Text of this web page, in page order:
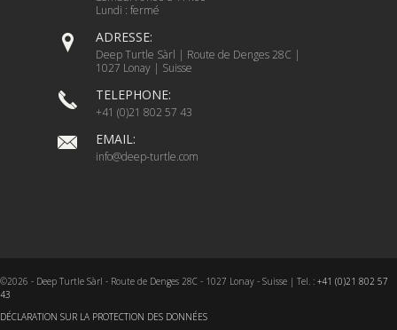
Lundi : fermé
ADRESSE:
Deep Turtle Sàrl | Route de Denges 28C |
1027 Lonay | Suisse
TELEPHONE:
+41 (0)21 802 57 43
EMAIL:
info@deep-turtle.com
©2026 - Deep Turtle Sàrl - Route de Denges 28C - 1027 Lonay - Suisse | Tel. : +41 (0)21 802 57
43
DÉCLARATION SUR LA PROTECTION DES DONNÉES